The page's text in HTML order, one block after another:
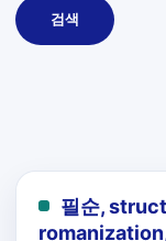
검색
필순,